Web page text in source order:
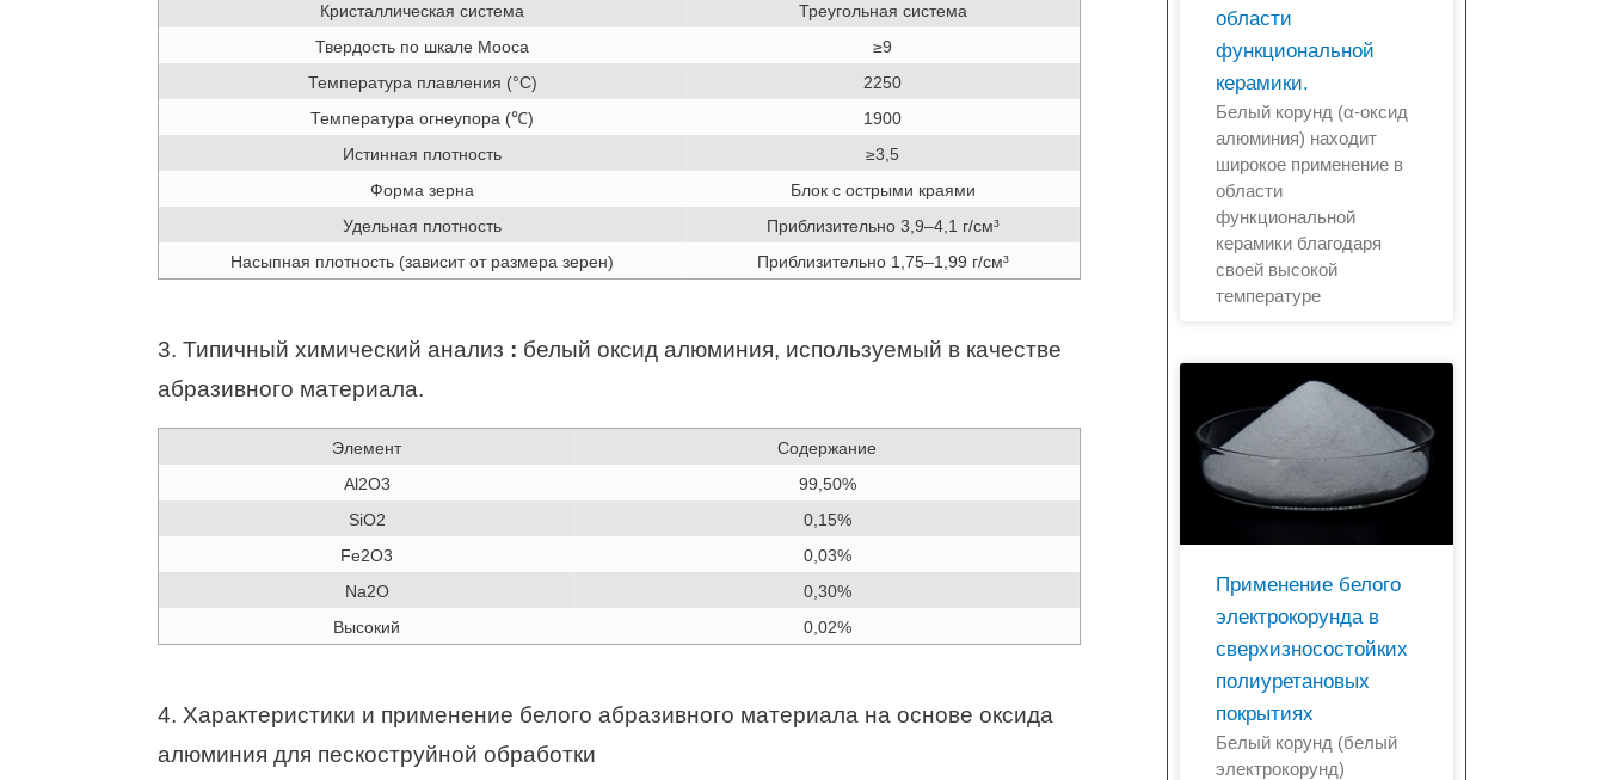
Кристаллическая система
Треугольная система
Твердость по шкале Мооса
≥9
Температура плавления (°C)
2250
Температура огнеупора (℃)
1900
Истинная плотность
≥3,5
Форма зерна
Блок с острыми краями
Удельная плотность
Приблизительно 3,9–4,1 г/см³
Насыпная плотность (зависит от размера зерен)
Приблизительно 1,75–1,99 г/см³
3. Типичный химический анализ : белый оксид алюминия, используемый в качестве
абразивного материала.
Элемент
Содержание
Al2O3
99,50%
SiO2
0,15%
Fe2O3
0,03%
Na2O
0,30%
Высокий
0,02%
4. Характеристики и применение белого абразивного материала на основе оксида
алюминия для пескоструйной обработки
области
функциональной
керамики.
Белый корунд (α-оксид
алюминия) находит
широкое применение в
области
функциональной
керамики благодаря
своей высокой
температуре
Применение белого
электрокорунда в
сверхизносостойких
полиуретановых
покрытиях
Белый корунд (белый
электрокорунд)